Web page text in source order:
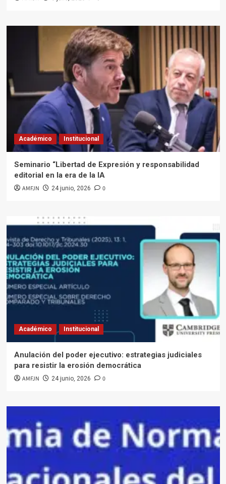
Académico Institucional
Seminario “Libertad de Expresión y responsabilidad
editorial en la era de la IA
AMFJN 24 junio, 2026 0
Académico Institucional
Anulación del poder ejecutivo: estrategias judiciales
para resistir la erosión democrática
AMFJN 24 junio, 2026 0